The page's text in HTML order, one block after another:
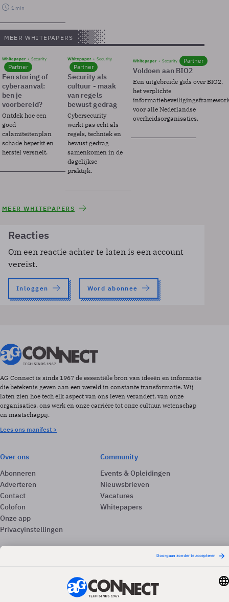
1 min
MEER WHITEPAPERS
Whitepaper Security
Partner
Een storing of
cyberaanval:
ben je
voorbereid?
Ontdek hoe een
goed
calamiteitenplan
schade beperkt en
herstel versnelt.
Whitepaper Security
Partner
Security als
cultuur - maak
van regels
bewust gedrag
Cybersecurity
werkt pas echt als
regels, techniek en
bewust gedrag
samenkomen in de
dagelijkse
praktijk.
Whitepaper Security Partner
Voldoen aan BIO2
Een uitgebreide gids over BIO2,
het verplichte
voor alle Nederlandse
overheidsorganisaties.
MEER WHITEPAPERS
Reacties
Om een reactie achter te laten is een account
vereist.
Inloggen Word abonnee
AG Connect is sinds 1967 de essentiële bron van ideeën en informatie
die betekenis geven aan een wereld in constante transformatie. Wij
laten zien hoe tech elk aspect van ons leven verandert, van onze
organisaties, ons werk en onze carrière tot onze cultuur, wetenschap
en maatschappij.
Lees ons manifest >
Over ons
Abonneren
Adverteren
Contact
Colofon
Onze app
Privacyinstellingen
Community
Events & Opleidingen
Nieuwsbrieven
Vacatures
Whitepapers
Redactionele partner